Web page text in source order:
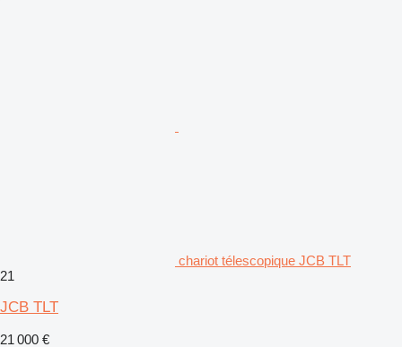
chariot télescopique JCB TLT
21
JCB TLT
21 000 €